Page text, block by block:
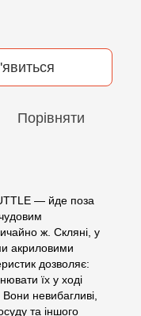
Порівняти
— йде поза
ж. Скляні, у
акриловими
дозволяє:
їх у ході
невибагливі,
та іншого